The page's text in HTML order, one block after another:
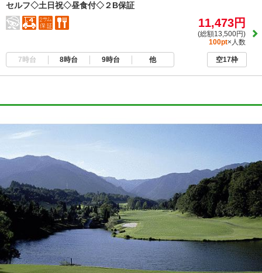
セルフ◇土日祝◇昼食付◇２B保証
11,473円
(総額13,500円)
100pt×人数
7時台 8時台 9時台 他 空17枠